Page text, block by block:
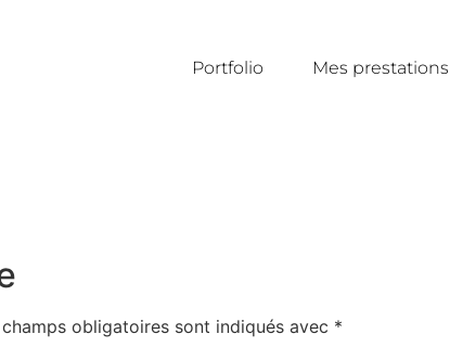
Portfolio Mes prestations
champs obligatoires sont indiqués avec *